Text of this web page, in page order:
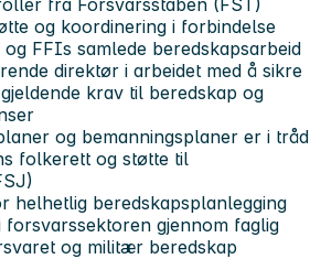
og koordinering i forbindelse
og FFIs samlede beredskapsarbeid
direktør i arbeidet med å sikre
krav til beredskap og
og bemanningsplaner er i tråd
folkerett og støtte til
helhetlig beredskapsplanlegging
forsvarssektoren gjennom faglig
og militær beredskap